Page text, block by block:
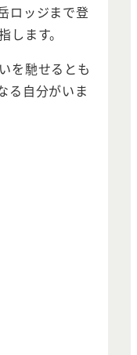
ロッジまで登
します。
を馳せるとも
る自分がいま